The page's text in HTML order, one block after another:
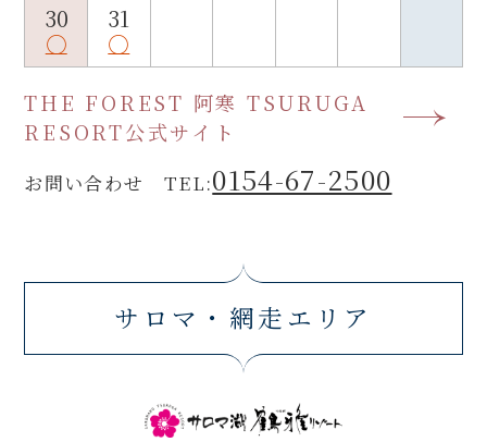
30
○
31
○
THE FOREST 阿寒 TSURUGA
RESORT公式サイト
お問い合わせ TEL:0154-67-2500
サロマ・網走エリア